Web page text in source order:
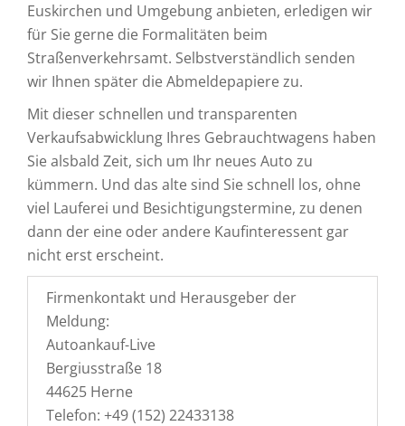
Euskirchen und Umgebung anbieten, erledigen wir
für Sie gerne die Formalitäten beim
Straßenverkehrsamt. Selbstverständlich senden
wir Ihnen später die Abmeldepapiere zu.
Mit dieser schnellen und transparenten
Verkaufsabwicklung Ihres Gebrauchtwagens haben
Sie alsbald Zeit, sich um Ihr neues Auto zu
kümmern. Und das alte sind Sie schnell los, ohne
viel Lauferei und Besichtigungstermine, zu denen
dann der eine oder andere Kaufinteressent gar
nicht erst erscheint.
Firmenkontakt und Herausgeber der
Meldung:
Autoankauf-Live
Bergiusstraße 18
44625 Herne
Telefon: +49 (152) 22433138